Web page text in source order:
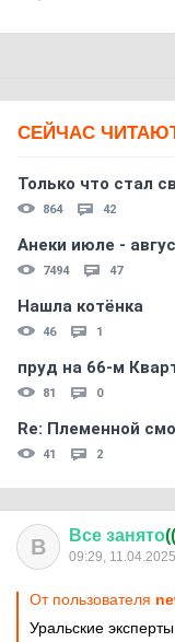
СЕЙЧАС
Только что стал
864 42
Анеки июле -
7494 47
Нашла котёнка
46 1
пруд на 66-м
81 0
Re: Племеннoй
41 2
В Все занято((
09:29, 11.04.2025
От пользователя
Уральские